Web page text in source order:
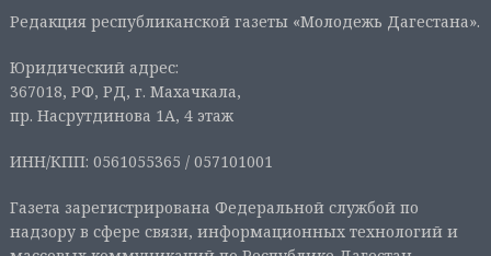
Редакция республиканской газеты «Молодежь Дагестана».
Юридический адрес:
367018, РФ, РД, г. Махачкала,
пр. Насрутдинова 1А, 4 этаж
ИНН/КПП: 0561055365 / 057101001
Газета зарегистрирована Федеральной службой по
надзору в сфере связи, информационных технологий и